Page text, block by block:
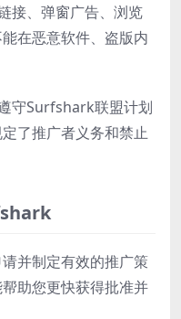
接、弹窗广告、浏览
在恶意软件、盗版内
守Surfshark联盟计划
了推广者义务和禁止
并制定有效的推广策
助您更快获得批准并